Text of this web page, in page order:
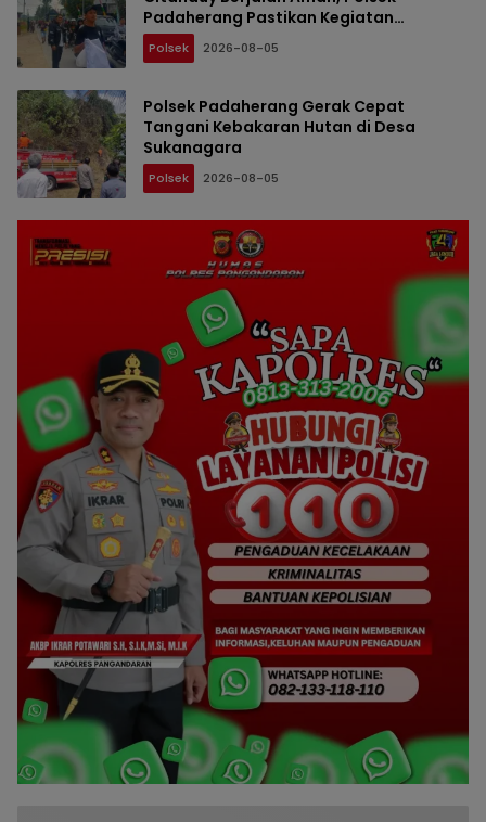
Padaherang Pastikan Kegiatan
Berlangsung Kondusif
Polsek 2026-08-05
Polsek Padaherang Gerak Cepat
Tangani Kebakaran Hutan di Desa
Sukanagara
Polsek 2026-08-05